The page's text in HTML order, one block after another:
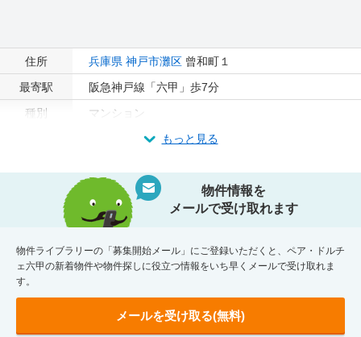
住所 兵庫県 神戸市灘区 曾和町１
最寄駅
阪急神戸線「六甲」歩7分
種別
マンション
もっと見る
物件情報を
メールで受け取れます
物件ライブラリーの「募集開始メール」にご登録いただくと、ペア・ドルチ
ェ六甲の新着物件や物件探しに役立つ情報をいち早くメールで受け取れま
す。
メールを受け取る(無料)